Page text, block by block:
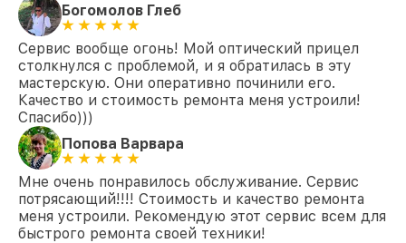
Богомолов Глеб
Сервис вообще огонь! Мой оптический прицел
столкнулся с проблемой, и я обратилась в эту
мастерскую. Они оперативно починили его.
Качество и стоимость ремонта меня устроили!
Спасибо)))
Попова Варвара
Мне очень понравилось обслуживание. Сервис
потрясающий!!!! Стоимость и качество ремонта
меня устроили. Рекомендую этот сервис всем для
быстрого ремонта своей техники!